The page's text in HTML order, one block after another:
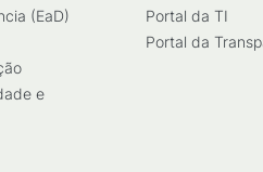
(EaD)
e
Portal da TI
Portal da